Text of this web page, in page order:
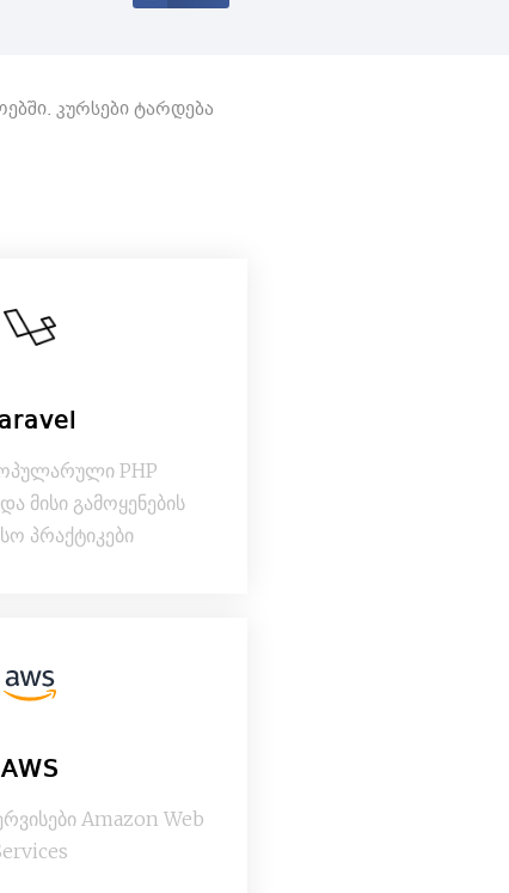
კურსები ტარდება
PHP
მისი გამოყენების
პრაქტიკები
AWS
Amazon Web